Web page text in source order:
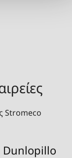
Stromeco
Dunlopillo